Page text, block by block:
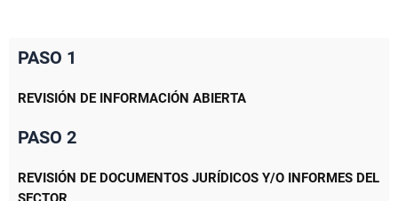
PASO 1
REVISIÓN DE INFORMACIÓN ABIERTA
PASO 2
REVISIÓN DE DOCUMENTOS JURÍDICOS Y/O INFORMES DEL